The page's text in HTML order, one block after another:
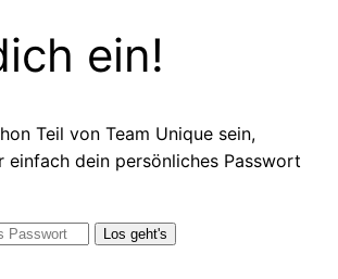
ein!
Teil von Team Unique sein,
einfach dein persönliches Passwort